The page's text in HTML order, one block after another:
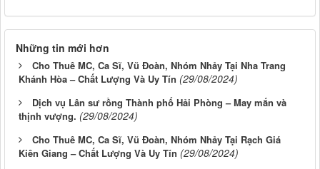
Những tin mới hơn
Cho Thuê MC, Ca Sĩ, Vũ Đoàn, Nhóm Nhảy Tại Nha Trang
Khánh Hòa – Chất Lượng Và Uy Tín (29/08/2024)
Dịch vụ Lân sư rồng Thành phố Hải Phòng – May mắn và
thịnh vượng. (29/08/2024)
Cho Thuê MC, Ca Sĩ, Vũ Đoàn, Nhóm Nhảy Tại Rạch Giá
Kiên Giang – Chất Lượng Và Uy Tín (29/08/2024)